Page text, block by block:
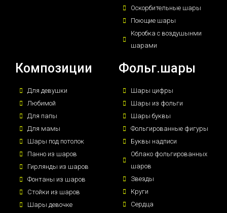
Оскорбительные шары
Поющие шары
Коробка с воздушынми
шарами
Композиции
Для девушки
Любимой
Для папы
Для мамы
Шары под потолок
Панно из шаров
Гирлянды из шаров
Фонтаны из шаров
Стойки из шаров
Шары девочке
Фольг.шары
Шары цифры
Шары из фольги
Шары буквы
Фольгированные фигуры
Буквы надписи
Облако фольгированных
шаров
Звезды
Круги
Сердца